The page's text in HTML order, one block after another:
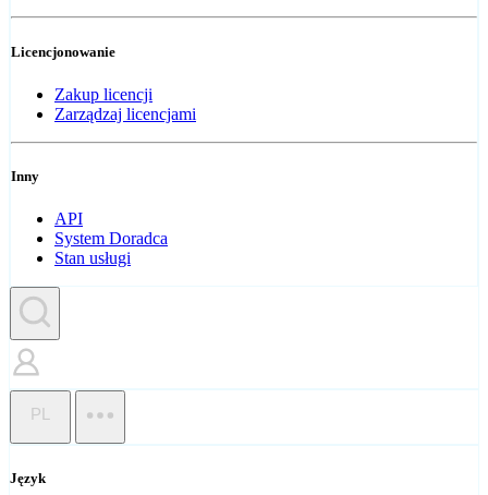
Licencjonowanie
Zakup licencji
Zarządzaj licencjami
Inny
API
System Doradca
Stan usługi
PL
Język